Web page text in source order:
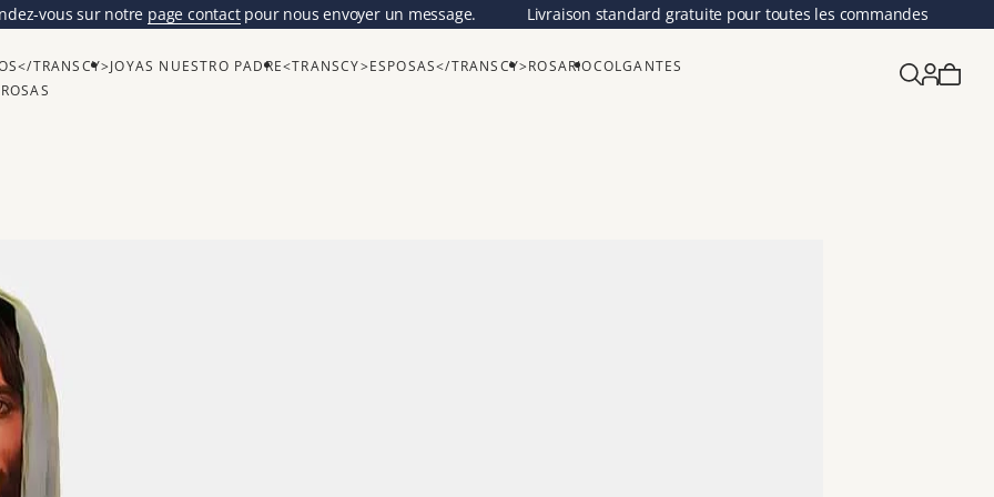
vous sur notre page contactpour nous envoyer un message. Livraison standard gratuite pour toutes les commandes
TRANSCY>JOYAS NUESTRO PADRE<TRANSCY>ESPOSAS</TRANSCY>ROSARIOCOLGANTES